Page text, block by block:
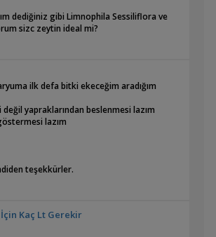
dediğiniz gibi Limnophila Sessiliflora ve
sizc zeytin ideal mi?
ilk defa bitki ekeceğim aradığım
yapraklarından beslenmesi lazım
lazım
teşekkürler.
Kaç Lt Gerekir